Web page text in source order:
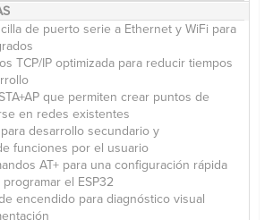
de puerto serie a Ethernet y WiFi para
TCP/IP optimizada para reducir tiempos
que permiten crear puntos de
en redes existentes
desarrollo secundario y
funciones por el usuario
AT+ para una configuración rápida
el ESP32
encendido para diagnóstico visual